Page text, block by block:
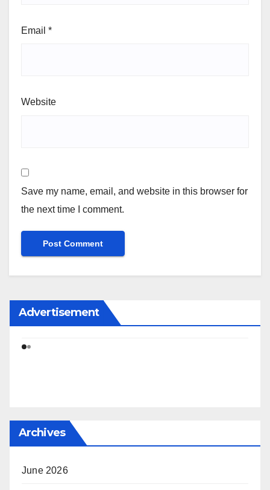
Email *
Website
Save my name, email, and website in this browser for
the next time I comment.
Advertisement
Archives
June 2026